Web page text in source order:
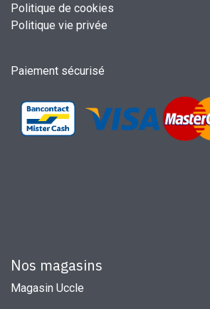
Politique de cookies
Politique vie privée
Paiement sécurisé
Nos magasins
Magasin Uccle